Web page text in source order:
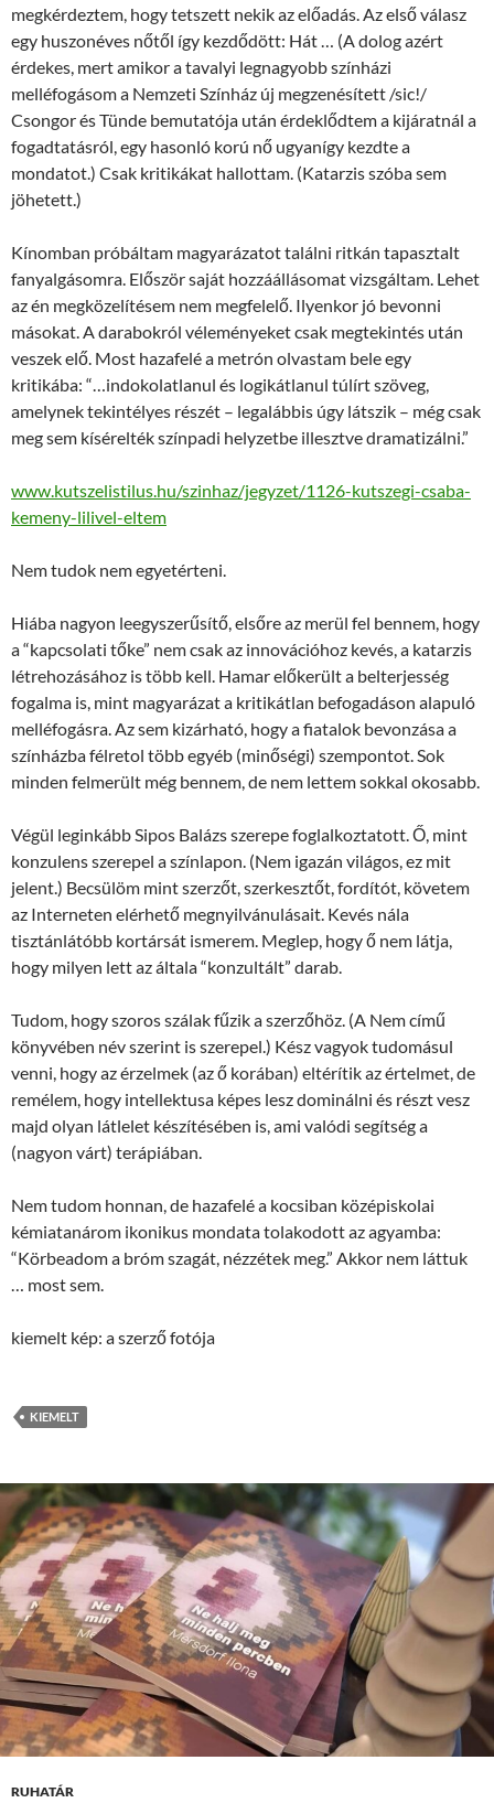
megkérdeztem, hogy tetszett nekik az előadás. Az első válasz
egy huszonéves nőtől így kezdődött: Hát … (A dolog azért
érdekes, mert amikor a tavalyi legnagyobb színházi
melléfogásom a Nemzeti Színház új megzenésített /sic!/
Csongor és Tünde bemutatója után érdeklődtem a kijáratnál a
fogadtatásról, egy hasonló korú nő ugyanígy kezdte a
mondatot.) Csak kritikákat hallottam. (Katarzis szóba sem
jöhetett.)
Kínomban próbáltam magyarázatot találni ritkán tapasztalt
fanyalgásomra. Először saját hozzáállásomat vizsgáltam. Lehet
az én megközelítésem nem megfelelő. Ilyenkor jó bevonni
másokat. A darabokról véleményeket csak megtekintés után
veszek elő. Most hazafelé a metrón olvastam bele egy
kritikába: “…indokolatlanul és logikátlanul túlírt szöveg,
amelynek tekintélyes részét – legalábbis úgy látszik – még csak
meg sem kísérelték színpadi helyzetbe illesztve dramatizálni.”
www.kutszelistilus.hu/szinhaz/jegyzet/1126-kutszegi-csaba-
kemeny-lilivel-eltem
Nem tudok nem egyetérteni.
Hiába nagyon leegyszerűsítő, elsőre az merül fel bennem, hogy
a “kapcsolati tőke” nem csak az innovációhoz kevés, a katarzis
létrehozásához is több kell. Hamar előkerült a belterjesség
fogalma is, mint magyarázat a kritikátlan befogadáson alapuló
melléfogásra. Az sem kizárható, hogy a fiatalok bevonzása a
színházba félretol több egyéb (minőségi) szempontot. Sok
minden felmerült még bennem, de nem lettem sokkal okosabb.
Végül leginkább Sipos Balázs szerepe foglalkoztatott. Ő, mint
konzulens szerepel a színlapon. (Nem igazán világos, ez mit
jelent.) Becsülöm mint szerzőt, szerkesztőt, fordítót, követem
az Interneten elérhető megnyilvánulásait. Kevés nála
tisztánlátóbb kortársát ismerem. Meglep, hogy ő nem látja,
hogy milyen lett az általa “konzultált” darab.
Tudom, hogy szoros szálak fűzik a szerzőhöz. (A Nem című
könyvében név szerint is szerepel.) Kész vagyok tudomásul
venni, hogy az érzelmek (az ő korában) eltérítik az értelmet, de
remélem, hogy intellektusa képes lesz dominálni és részt vesz
majd olyan látlelet készítésében is, ami valódi segítség a
(nagyon várt) terápiában.
Nem tudom honnan, de hazafelé a kocsiban középiskolai
kémiatanárom ikonikus mondata tolakodott az agyamba:
“Körbeadom a bróm szagát, nézzétek meg.” Akkor nem láttuk
… most sem.
kiemelt kép: a szerző fotója
KIEMELT
RUHATÁR